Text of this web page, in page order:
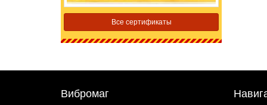
Все сертификаты
Вибромаг